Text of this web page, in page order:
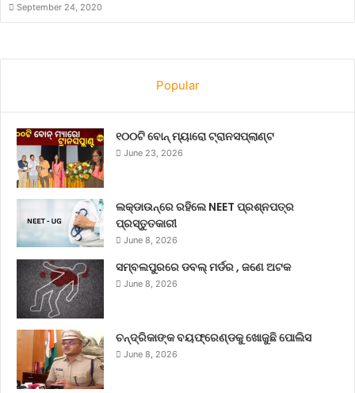
September 24, 2020
Popular
୧୦୦ଟି ବୋନ୍ ମ୍ୟାରୋ ଟ୍ରାନସପ୍ଲାଣ୍ଟ
June 23, 2026
ଲକ୍‌ଡାଉନ୍‌ରେ ରହିଲେ NEET ପ୍ରଶ୍ନପତ୍ର
ପ୍ରସ୍ତୁତକାରୀ
June 8, 2026
ସମ୍ବଲପୁରରେ ଡବଲ୍ ମର୍ଡର , ଜଣେ ଅଟକ
June 8, 2026
ଚନ୍ଦ୍ରିକାଙ୍କ ବୟଫ୍ରେଣ୍ଡକୁ ଖୋଜୁଛି ପୋଲିସ
June 8, 2026